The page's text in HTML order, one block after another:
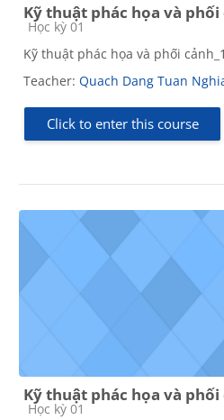
Kỹ thuật phác họa và phối
Course category
Học kỳ 01
Kỹ thuật phác họa và phối
Teacher: Quach Dang Tuan
Click to enter this course
Kỹ thuật phác họa và phối
Course category
Học kỳ 01